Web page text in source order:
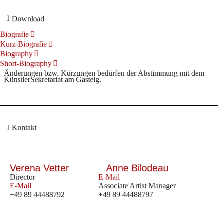
Download
Biografie
Kurz-Biografie
Biography
Short-Biography
Änderungen bzw. Kürzungen bedürfen der Abstimmung mit dem
KünstlerSekretariat am Gasteig.
Kontakt
Verena Vetter
Director
E-Mail
+49 89 44488792
Anne Bilodeau
E-Mail
Associate Artist Manager
+49 89 44488797